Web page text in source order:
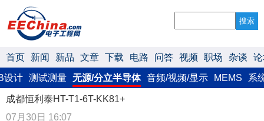
搜索
首页 新闻 新品 文章 下载 电路 问答 视频 职场 杂谈
设计 测试测量 无源/分立半导体 音频/视频/显示 MEMS 系
成都恒利泰HT-T1-6T-KK81+
07月30日 16:07